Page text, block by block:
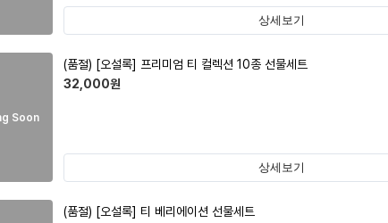
상세보기
Soon
(품절) [오설록] 프리미엄 티 컬렉션 10종 선물세트
32,000원
상세보기
(품절) [오설록] 티 베리에이션 선물세트